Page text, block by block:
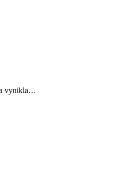
vynikla…